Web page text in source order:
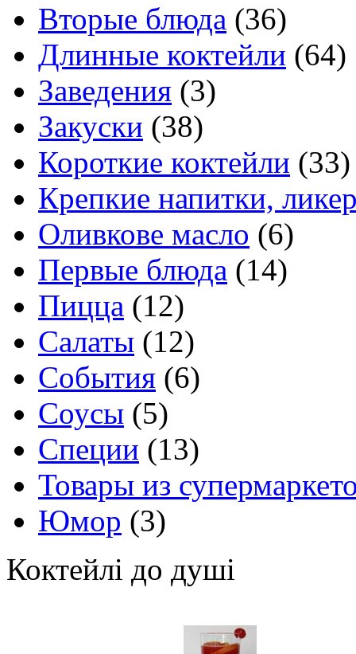
Вторые блюда (36)
Длинные коктейли (64)
Заведения (3)
Закуски (38)
Короткие коктейли (33)
Крепкие напитки,
Оливкове масло (6)
Первые блюда (14)
Пицца (12)
Салаты (12)
События (6)
Соусы (5)
Специи (13)
Товары из
Юмор (3)
Коктейлі до душі